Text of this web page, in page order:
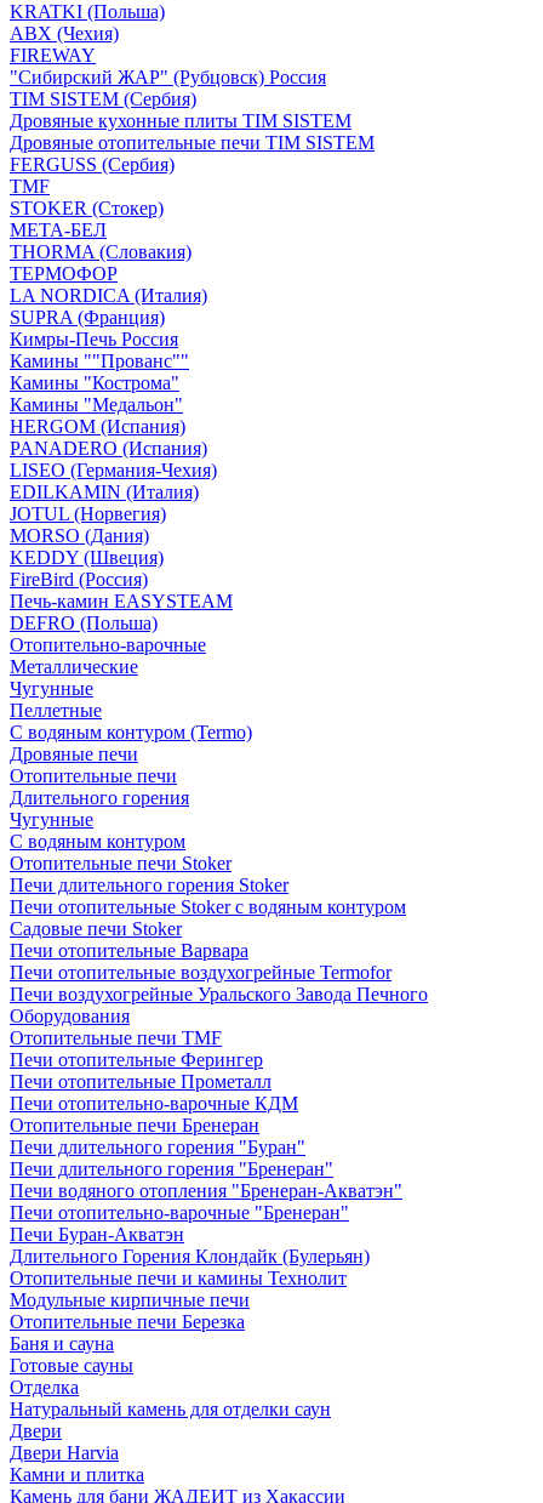
KRATKI (Польша)
ABX (Чехия)
FIREWAY
"Сибирский ЖАР" (Рубцовск) Россия
TIM SISTEM (Сербия)
Дровяные кухонные плиты TIM SISTEM
Дровяные отопительные печи TIM SISTEM
FERGUSS (Сербия)
TMF
STOKER (Стокер)
МЕТА-БЕЛ
THORMA (Словакия)
ТЕРМОФОР
LA NORDICA (Италия)
SUPRA (Франция)
Кимры-Печь Россия
Камины ""Прованс""
Камины "Кострома"
Камины "Медальон"
HERGOM (Испания)
PANADERO (Испания)
LISEO (Германия-Чехия)
EDILKAMIN (Италия)
JOTUL (Норвегия)
MORSO (Дания)
KEDDY (Швеция)
FireBird (Россия)
Печь-камин EASYSTEAM
DEFRO (Польша)
Отопительно-варочные
Металлические
Чугунные
Пеллетные
С водяным контуром (Termo)
Дровяные печи
Отопительные печи
Длительного горения
Чугунные
C водяным контуром
Отопительные печи Stoker
Печи длительного горения Stoker
Печи отопительные Stoker с водяным контуром
Садовые печи Stoker
Печи отопительные Варвара
Печи отопительные воздухогрейные Termofor
Печи воздухогрейные Уральского Завода Печного
Оборудования
Отопительные печи TMF
Печи отопительные Ферингер
Печи отопительные Прометалл
Печи отопительно-варочные КДМ
Отопительные печи Бренеран
Печи длительного горения "Буран"
Печи длительного горения "Бренеран"
Печи водяного отопления "Бренеран-Акватэн"
Печи отопительно-варочные "Бренеран"
Печи Буран-Акватэн
Длительного Горения Клондайк (Булерьян)
Отопительные печи и камины Технолит
Модульные кирпичные печи
Отопительные печи Березка
Баня и сауна
Готовые сауны
Отделка
Натуральный камень для отделки саун
Двери
Двери Harvia
Камни и плитка
Камень для бани ЖАДЕИТ из Хакассии